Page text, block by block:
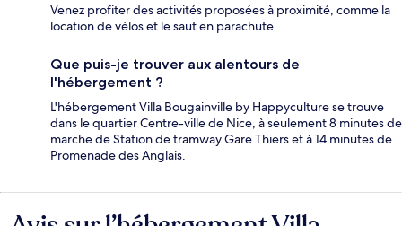
Venez profiter des activités proposées à proximité, comme la
location de vélos et le saut en parachute.
Que puis-je trouver aux alentours de
l'hébergement ?
L'hébergement Villa Bougainville by Happyculture se trouve
dans le quartier Centre-ville de Nice, à seulement 8 minutes de
marche de Station de tramway Gare Thiers et à 14 minutes de
Promenade des Anglais.